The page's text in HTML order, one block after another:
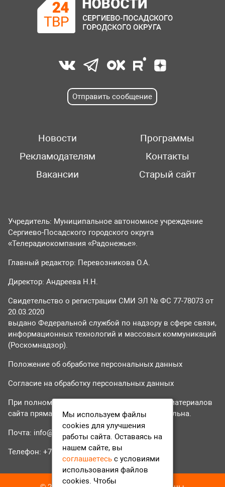
Отправить сообщение
Новости
Программы
Рекламодателям
Контакты
Вакансии
Старый сайт
Учредитель: Муниципальное автономное учреждение
Сергиево-Посадского городского округа
«Телерадиокомпания «Радонежье».
Главный редактор: Перевозникова О.А.
Директор: Андреева Н.Н.
Свидетельство о регистрации СМИ ЭЛ № ФС 77-78073 от
20.03.2020
выдано Федеральной службой по надзору в сфере связи,
информационных технологий и массовых коммуникаций
(Роскомнадзор).
Положение об обработке персональных данных
Согласие на обработку персональных данных
При полном или частичном использовании материалов
сайта прямая гиперссылка на tvr24.tv обязательна.
Почта: info@tvr24.tv
Телефон: +7 (496) 551-04-95
Мы используем файлы
cookies для улучшения
работы сайта. Оставаясь на
нашем сайте, вы
соглашаетесь с условиями
использования файлов
cookies. Чтобы